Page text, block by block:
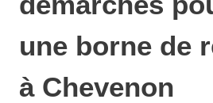
une borne de
à Chevenon